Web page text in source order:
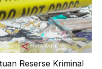
Reserse Kriminal